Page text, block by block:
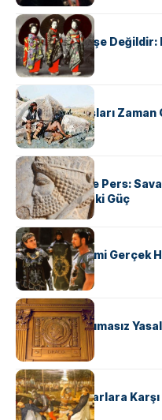
KÜLTÜR
Geyşalar Fahişe Değildir:
KÜLTÜR
Apache Savaşları Zaman
KÜLTÜR
Antik Yunan ve Pers:
Şekillendiren İki Güç
KÜLTÜR
‘Gladiator’ Filmi Gerçek
KÜLTÜR
Draco’nun Acımasız
Hukuk Kodu
KÜLTÜR
Avrupalı ​​Katharlara